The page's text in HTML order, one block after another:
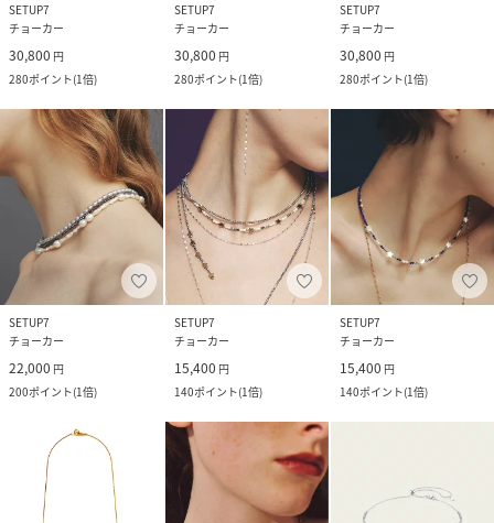
SETUP7
チョーカー
30,800 円
280ポイント(1倍)
SETUP7
チョーカー
30,800 円
280ポイント(1倍)
SETUP7
チョーカー
30,800 円
280ポイント(1倍)
SETUP7
チョーカー
22,000 円
200ポイント(1倍)
SETUP7
チョーカー
15,400 円
140ポイント(1倍)
SETUP7
チョーカー
15,400 円
140ポイント(1倍)